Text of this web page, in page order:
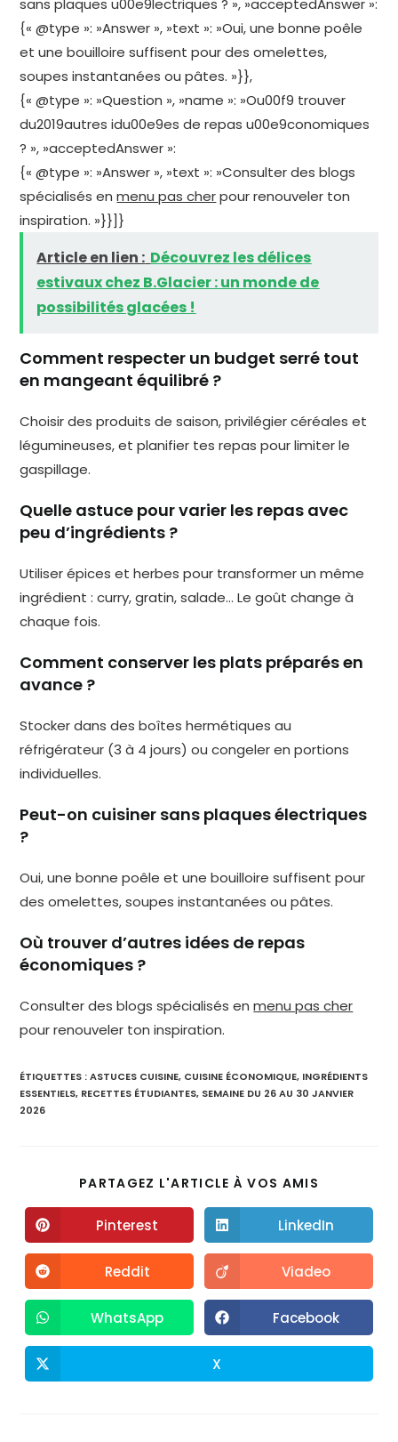
sans plaques u00e9lectriques ? », »acceptedAnswer »:
{« @type »: »Answer », »text »: »Oui, une bonne poêle
et une bouilloire suffisent pour des omelettes,
soupes instantanées ou pâtes. »}},
{« @type »: »Question », »name »: »Ou00f9 trouver
du2019autres idu00e9es de repas u00e9conomiques
? », »acceptedAnswer »:
{« @type »: »Answer », »text »: »Consulter des blogs
spécialisés enmenu pas cherpour renouveler ton
inspiration. »}}]}
Article en lien : Découvrez les délices
estivaux chez B.Glacier : un monde de
possibilités glacées !
Comment respecter un budget serré tout
en mangeant équilibré ?
Choisir des produits de saison, privilégier céréales et
légumineuses, et planifier tes repas pour limiter le
gaspillage.
Quelle astuce pour varier les repas avec
peu d’ingrédients ?
Utiliser épices et herbes pour transformer un même
ingrédient : curry, gratin, salade… Le goût change à
chaque fois.
Comment conserver les plats préparés en
avance ?
Stocker dans des boîtes hermétiques au
réfrigérateur (3 à 4 jours) ou congeler en portions
individuelles.
Peut-on cuisiner sans plaques électriques
?
Oui, une bonne poêle et une bouilloire suffisent pour
des omelettes, soupes instantanées ou pâtes.
Où trouver d’autres idées de repas
économiques ?
Consulter des blogs spécialisés enmenu pas cher
pour renouveler ton inspiration.
ÉTIQUETTES :ASTUCES CUISINE, CUISINE ÉCONOMIQUE, INGRÉDIENTS
ESSENTIELS, RECETTES ÉTUDIANTES, SEMAINE DU 26 AU 30 JANVIER
2026
PARTAGEZ L'ARTICLE À VOS AMIS
Pinterest LinkedIn
Reddit Viadeo
WhatsApp Facebook
X